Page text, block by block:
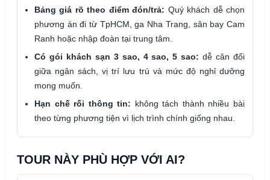
Bảng giá rõ theo điểm đón/trả: Quý khách dễ chọn
phương án đi từ TpHCM, ga Nha Trang, sân bay Cam
Ranh hoặc nhập đoàn tại trung tâm.
Có gói khách sạn 3 sao, 4 sao, 5 sao: dễ cân đối
giữa ngân sách, vị trí lưu trú và mức độ nghỉ dưỡng
mong muốn.
Hạn chế rối thông tin: không tách thành nhiều bài
theo từng phương tiện vì lịch trình chính giống nhau.
TOUR NÀY PHÙ HỢP VỚI AI?